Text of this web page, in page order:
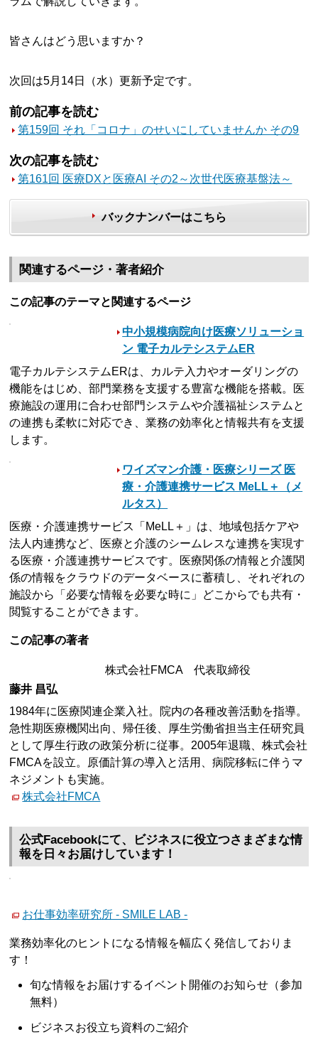
皆さんはどう思いますか？
次回は5月14日（水）更新予定です。
前の記事を読む
第159回 それ「コロナ」のせいにしていませんか その9
次の記事を読む
第161回 医療DXと医療AI その2～次世代医療基盤法～
バックナンバーはこちら
関連するページ・著者紹介
この記事のテーマと関連するページ
中小規模病院向け医療ソリューショ
ン 電子カルテシステムER
電子カルテシステムERは、カルテ入力やオーダリングの
機能をはじめ、部門業務を支援する豊富な機能を搭載。医
療施設の運用に合わせ部門システムや介護福祉システムと
の連携も柔軟に対応でき、業務の効率化と情報共有を支援
します。
ワイズマン介護・医療シリーズ 医
療・介護連携サービス MeLL＋（メ
ルタス）
医療・介護連携サービス「MeLL＋」は、地域包括ケアや
法人内連携など、医療と介護のシームレスな連携を実現す
る医療・介護連携サービスです。医療関係の情報と介護関
係の情報をクラウドのデータベースに蓄積し、それぞれの
施設から「必要な情報を必要な時に」どこからでも共有・
閲覧することができます。
この記事の著者
株式会社FMCA 代表取締役
藤井 昌弘
1984年に医療関連企業入社。院内の各種改善活動を指導。
急性期医療機関出向、帰任後、厚生労働省担当主任研究員
として厚生行政の政策分析に従事。2005年退職、株式会社
FMCAを設立。原価計算の導入と活用、病院移転に伴うマ
ネジメントも実施。
株式会社FMCA
公式Facebookにて、ビジネスに役立つさまざまな情
報を日々お届けしています！
お仕事効率研究所 - SMILE LAB -
業務効率化のヒントになる情報を幅広く発信しておりま
す！
旬な情報をお届けするイベント開催のお知らせ（参加
無料）
ビジネスお役立ち資料のご紹介